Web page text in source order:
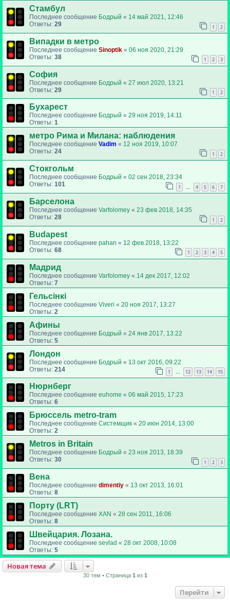
Стамбул
Последнее сообщение Бодрый « 14 май 2021, 12:46
Ответы: 29 1 2
Випадки в метро
Последнее сообщение Sinoptik « 06 ноя 2020, 21:29
Ответы: 38 1 2 3
София
Последнее сообщение Бодрый « 27 июл 2020, 13:21
Ответы: 29 1 2
Бухарест
Последнее сообщение Бодрый « 29 ноя 2019, 14:11
Ответы: 1
метро Рима и Милана: наблюдения
Последнее сообщение Vadim « 12 ноя 2019, 10:07
Ответы: 24 1 2
Стокгольм
Последнее сообщение Бодрый « 02 сен 2018, 23:34
Ответы: 101 1 … 4 5 6 7
Барселона
Последнее сообщение Varfolomey « 23 фев 2018, 14:35
Ответы: 28 1 2
Budapest
Последнее сообщение pahan « 12 фев 2018, 13:22
Ответы: 68 1 2 3 4 5
Мадрид
Последнее сообщение Varfolomey « 14 дек 2017, 12:02
Ответы: 7
Гельсінкі
Последнее сообщение Viveri « 20 ноя 2017, 13:27
Ответы: 2
Афины
Последнее сообщение Бодрый « 24 янв 2017, 13:22
Ответы: 5
Лондон
Последнее сообщение Бодрый « 13 окт 2016, 09:22
Ответы: 214 1 … 12 13 14 15
Нюрнберг
Последнее сообщение euhome « 06 май 2015, 17:23
Ответы: 6
Брюссель metro-tram
Последнее сообщение Системщик « 20 июн 2014, 13:00
Ответы: 2
Metros in Britain
Последнее сообщение Бодрый « 23 ноя 2013, 18:39
Ответы: 30 1 2 3
Вена
Последнее сообщение dimentiy « 13 окт 2013, 16:01
Ответы: 8
Порту (LRT)
Последнее сообщение XAN « 28 сен 2011, 16:06
Ответы: 8
Швейцария. Лозана.
Последнее сообщение sevlad « 28 окт 2008, 10:08
Ответы: 5
Новая тема
30 тем • Страница 1 из 1
Перейти